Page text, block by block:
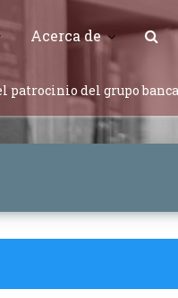
Acerca de
patrocinio del grupo